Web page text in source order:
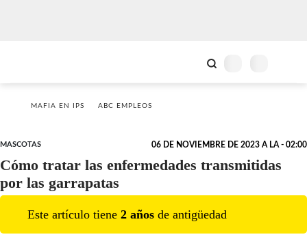
MAFIA EN IPS ABC EMPLEOS
MASCOTAS 06 DE NOVIEMBRE DE 2023 A LA - 02:00
Cómo tratar las enfermedades transmitidas
por las garrapatas
Este artículo tiene 2 años de antigüedad